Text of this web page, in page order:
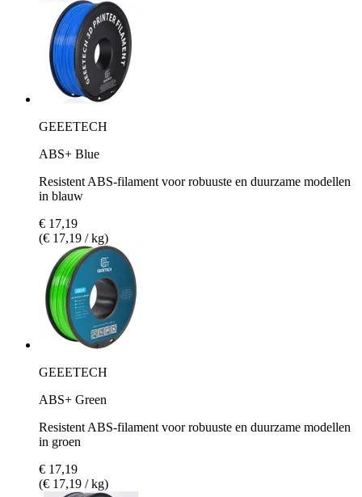
GEEETECH
ABS+ Blue
Resistent ABS-filament voor robuuste en duurzame modellen
in blauw
€ 17,19
(€ 17,19 / kg)
GEEETECH
ABS+ Green
Resistent ABS-filament voor robuuste en duurzame modellen
in groen
€ 17,19
(€ 17,19 / kg)